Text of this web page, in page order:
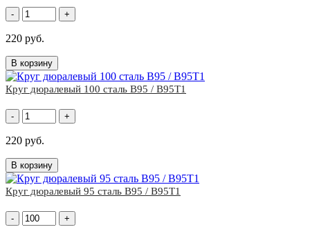
- +
220 руб.
В корзину
Круг дюралевый 100 сталь В95 / В95Т1
- +
220 руб.
В корзину
Круг дюралевый 95 сталь В95 / В95Т1
- +